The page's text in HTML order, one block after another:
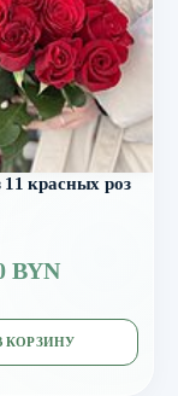
11 красных роз
BYN
КОРЗИНУ